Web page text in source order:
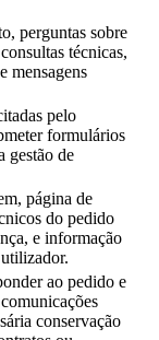
perguntas sobre
técnicas,
mensagens
pelo
formulários
gestão de
página de
do pedido
e informação
ao pedido e
conservação